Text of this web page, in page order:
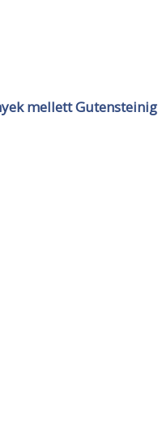
mellett Gutensteinig